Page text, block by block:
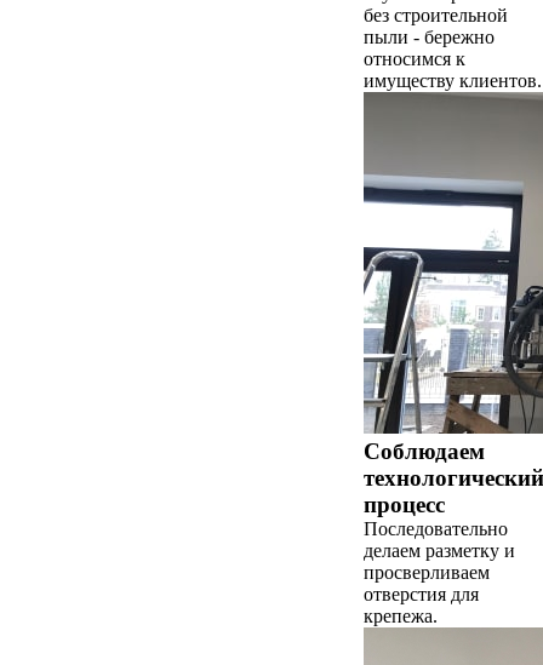
без строительной
пыли - бережно
относимся к
имуществу клиентов.
Соблюдаем
технологический
процесс
Последовательно
делаем разметку и
просверливаем
отверстия для
крепежа.